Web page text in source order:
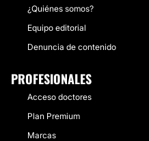
¿Quiénes somos?
Equipo editorial
Denuncia de contenido
PROFESIONALES
Acceso doctores
Plan Premium
Marcas